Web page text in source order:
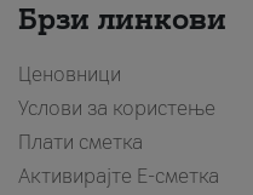
Брзи линкови
Ценовници
Услови за користење
Плати сметка
Активирајте Е-сметка